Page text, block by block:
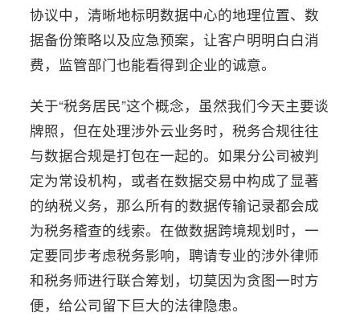
协议中，清晰地标明数据中心的地理位置、数
据备份策略以及应急预案，让客户明明白白消
费，监管部门也能看得到企业的诚意。
关于“税务居民”这个概念，虽然我们今天主要谈
牌照，但在处理涉外云业务时，税务合规往往
与数据合规是打包在一起的。如果分公司被判
定为常设机构，或者在数据交易中构成了显著
的纳税义务，那么所有的数据传输记录都会成
为税务稽查的线索。在做数据跨境规划时，一
定要同步考虑税务影响，聘请专业的涉外律师
和税务师进行联合筹划，切莫因为贪图一时方
便，给公司留下巨大的法律隐患。